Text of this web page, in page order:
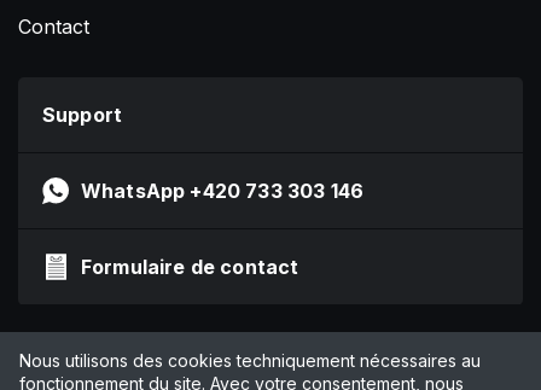
Contact
Support
WhatsApp +420 733 303 146
Formulaire de contact
Impressum
Politique de confidentialité
Nous utilisons des cookies techniquement nécessaires au
fonctionnement du site. Avec votre consentement, nous